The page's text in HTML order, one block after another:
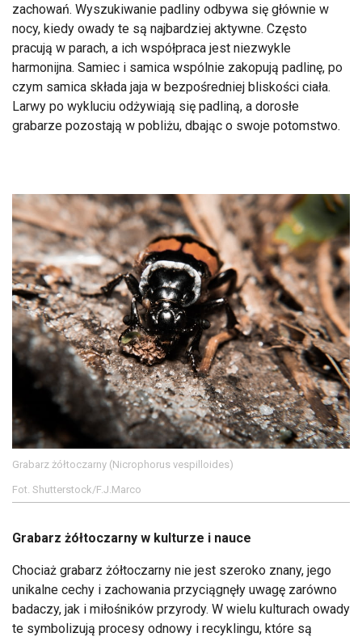
zachowań. Wyszukiwanie padliny odbywa się głównie w
nocy, kiedy owady te są najbardziej aktywne. Często
pracują w parach, a ich współpraca jest niezwykle
harmonijna. Samiec i samica wspólnie zakopują padlinę, po
czym samica składa jaja w bezpośredniej bliskości ciała.
Larwy po wykluciu odżywiają się padliną, a dorosłe
grabarze pozostają w pobliżu, dbając o swoje potomstwo.
Grabarz żółtoczarny (Nicrophorus vespilloides)
Fot. Shutterstock/F.J.Marco
Grabarz żółtoczarny w kulturze i nauce
Chociaż grabarz żółtoczarny nie jest szeroko znany, jego
unikalne cechy i zachowania przyciągnęły uwagę zarówno
badaczy, jak i miłośników przyrody. W wielu kulturach owady
te symbolizują procesy odnowy i recyklingu, które są